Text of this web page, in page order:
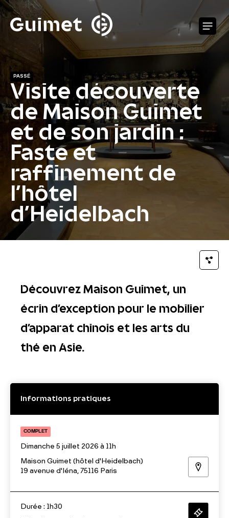
PASSÉ
Visite découverte
de Maison Guimet
et de son jardin :
Faste et
raffinement de
l’hôtel
d’Heidelbach
Découvrez Maison Guimet, un
écrin d'exception pour le mobilier
d'apparat chinois et les arts du
thé en Asie.
Informations pratiques
COMPLET
Dimanche 5 juillet 2026 à 11h
Maison Guimet (hôtel d'Heidelbach)
19 avenue d'Iéna, 75116 Paris
Durée : 1h30
Panneau de gestion des cookies